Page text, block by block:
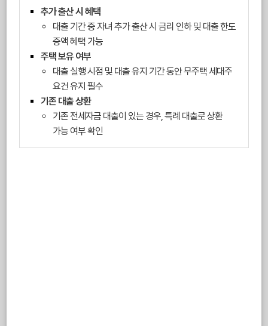
추가 출산 시 혜택
대출 기간 중 자녀 추가 출산 시 금리 인하 및 대출 한도
증액 혜택 가능
주택 보유 여부
대출 실행 시점 및 대출 유지 기간 동안 무주택 세대주
요건 유지 필수
기존 대출 상환
기존 전세자금 대출이 있는 경우, 특례 대출로 상환
가능 여부 확인